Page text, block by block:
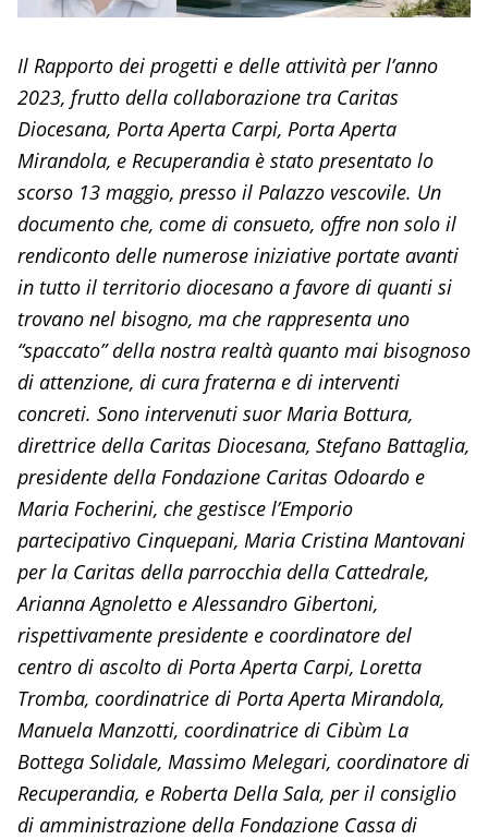
Il Rapporto dei progetti e delle attività per l’anno
2023, frutto della collaborazione tra Caritas
Diocesana, Porta Aperta Carpi, Porta Aperta
Mirandola, e Recuperandia è stato presentato lo
scorso 13 maggio, presso il Palazzo vescovile. Un
documento che, come di consueto, offre non solo il
rendiconto delle numerose iniziative portate avanti
in tutto il territorio diocesano a favore di quanti si
trovano nel bisogno, ma che rappresenta uno
“spaccato” della nostra realtà quanto mai bisognoso
di attenzione, di cura fraterna e di interventi
concreti. Sono intervenuti suor Maria Bottura,
direttrice della Caritas Diocesana, Stefano Battaglia,
presidente della Fondazione Caritas Odoardo e
Maria Focherini, che gestisce l’Emporio
partecipativo Cinquepani, Maria Cristina Mantovani
per la Caritas della parrocchia della Cattedrale,
Arianna Agnoletto e Alessandro Gibertoni,
rispettivamente presidente e coordinatore del
centro di ascolto di Porta Aperta Carpi, Loretta
Tromba, coordinatrice di Porta Aperta Mirandola,
Manuela Manzotti, coordinatrice di Cibùm La
Bottega Solidale, Massimo Melegari, coordinatore di
Recuperandia, e Roberta Della Sala, per il consiglio
di amministrazione della Fondazione Cassa di